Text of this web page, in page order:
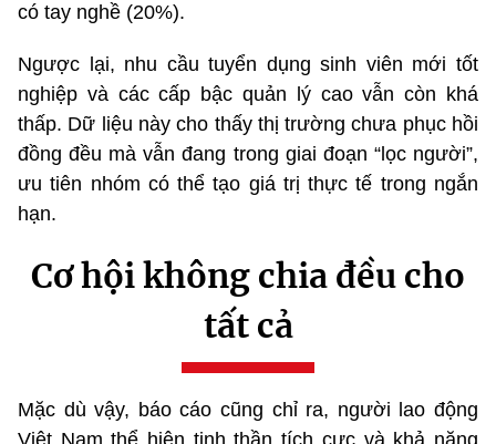
có tay nghề (20%).
Ngược lại, nhu cầu tuyển dụng sinh viên mới tốt
nghiệp và các cấp bậc quản lý cao vẫn còn khá
thấp. Dữ liệu này cho thấy thị trường chưa phục hồi
đồng đều mà vẫn đang trong giai đoạn “lọc người”,
ưu tiên nhóm có thể tạo giá trị thực tế trong ngắn
hạn.
Cơ hội không chia đều cho
tất cả
Mặc dù vậy, báo cáo cũng chỉ ra, người lao động